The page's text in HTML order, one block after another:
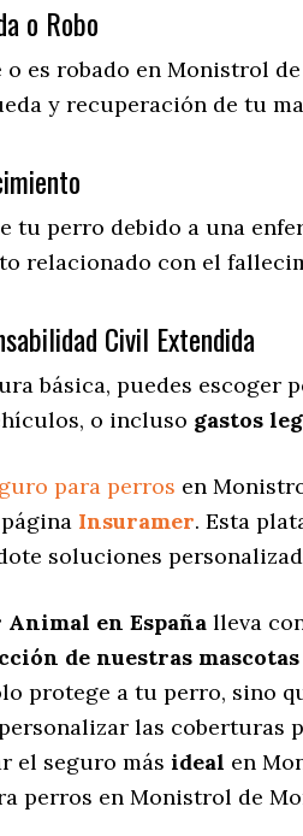
o Robo
es robado en Monistrol
y recuperación de tu
tu perro debido a una
relacionado con el
Civil Extendida
básica, puedes escoger
o incluso gastos
para perros en
Insuramer. Esta
soluciones
Animal en España lleva
de nuestras mascotas
protege a tu perro, sino
las coberturas
el seguro más ideal en
perros en Monistrol de